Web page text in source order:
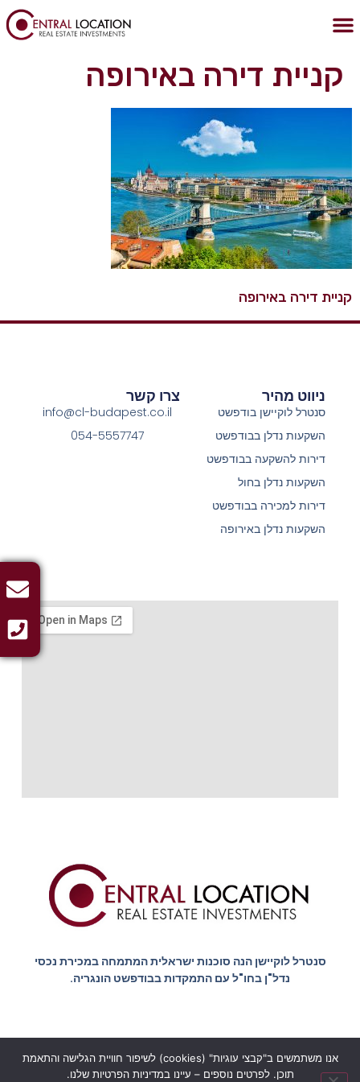
קניית דירה באירופה
קניית דירה באירופה
סנטרל לוקיישן הנה סוכנות ישראלית המתמחה במכירת נכסי
נדל"ן בחו"ל עם התמקדות בבודפשט הונגריה.
ניווט מהיר
סנטרל לוקיישן בודפשט
השקעות נדלן בבודפשט
דירות להשקעה בבודפשט
השקעות נדלן בחול
דירות למכירה בבודפשט
השקעות נדלן באירופה
צרו קשר
info@cl-budapest.co.il
054-5557747
הצהרת נגישותמדיניות הפרטיות
אנו משתמשים ב"קבצי עוגיות" (cookies) לשיפור חוויית הגלישה והתאמת
תוכן. לפרטים נוספים – עיינו במדיניות הפרטיות שלנו.